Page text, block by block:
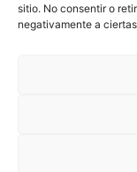
sitio. No consentir o
negativamente a
Copyright
Términos y